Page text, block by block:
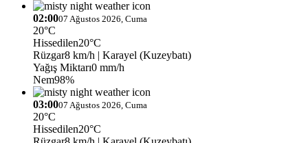
02:0007 Ağustos 2026, Cuma
20°C
Hissedilen20°C
Rüzgar8 km/h | Karayel (Kuzeybatı)
Yağış Miktarı0 mm/h
Nem98%
03:0007 Ağustos 2026, Cuma
20°C
Hissedilen20°C